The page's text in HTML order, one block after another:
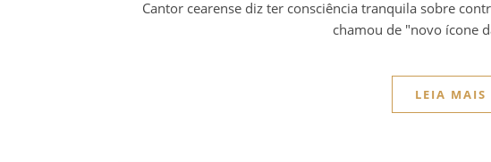
Cantor cearense diz ter consciência tranquila sobre
chamou de "novo ícone
LEIA MAIS